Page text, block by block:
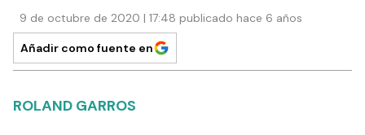
9 de octubre de 2020 | 17:48 publicado hace 6 años
Añadir como fuente en
ROLAND GARROS